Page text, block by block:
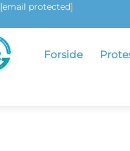
[email protected]
Forside